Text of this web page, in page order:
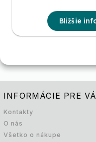
Bližšie
INFORMÁCIE PRE
Kontakty
O nás
Všetko o nákupe